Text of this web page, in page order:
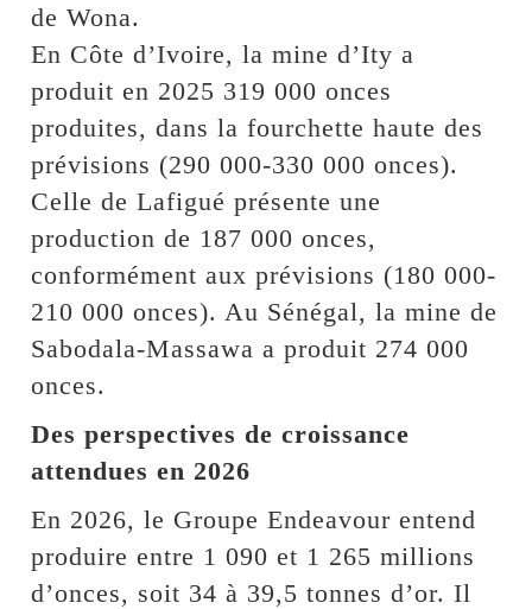
de Wona.
En Côte d’Ivoire, la mine d’Ity a
produit en 2025 319 000 onces
produites, dans la fourchette haute des
prévisions (290 000-330 000 onces).
Celle de Lafigué présente une
production de 187 000 onces,
conformément aux prévisions (180 000-
210 000 onces). Au Sénégal, la mine de
Sabodala-Massawa a produit 274 000
onces.
Des perspectives de croissance
attendues en 2026
En 2026, le Groupe Endeavour entend
produire entre 1 090 et 1 265 millions
d’onces, soit 34 à 39,5 tonnes d’or. Il